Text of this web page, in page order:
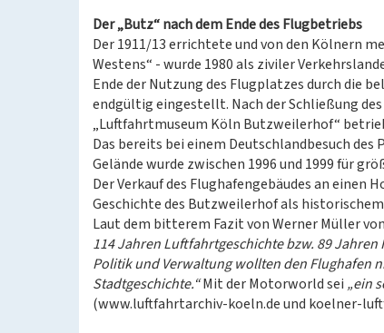
Der „Butz“ nach dem Ende des Flugbetriebs
Der 1911/13 errichtete und von den Kölnern
Westens“ - wurde 1980 als ziviler
Ende der Nutzung des Flugplatzes durch die
endgültig eingestellt. Nach der Schließung
„Luftfahrtmuseum Köln Butzweilerhof“
Das bereits bei einem Deutschlandbesuch des
Gelände wurde zwischen 1996 und 1999 für
Der Verkauf des Flughafengebäudes an einen
Geschichte des Butzweilerhof als
Laut dem bitterem Fazit von Werner Müller
114 Jahren Luftfahrtgeschichte bzw. 89
Politik und Verwaltung wollten den Flughafen
Stadtgeschichte.“Mit der Motorworld sei „ein
(www.luftfahrtarchiv-koeln.de und koelner-